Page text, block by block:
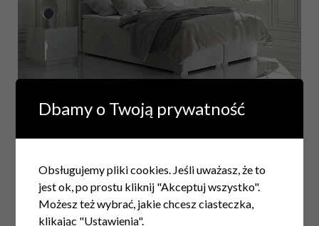
Pokrycie wygodnego łóżka kontynentalnego także ma
ekologiczna, delikatny w dotyku welur, innowacyjne
tkaniny we wszystkich kolorach tęczy posiadają
nieskończony potencjał aranżacyjny.Dzięki takiej
Dbamy o Twoją prywatność
Obsługujemy pliki cookies. Jeśli uważasz, że to
jest ok, po prostu kliknij "Akceptuj wszystko".
Możesz też wybrać, jakie chcesz ciasteczka,
klikając "Ustawienia".